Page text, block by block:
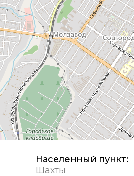
Населенный пункт:
Шахты